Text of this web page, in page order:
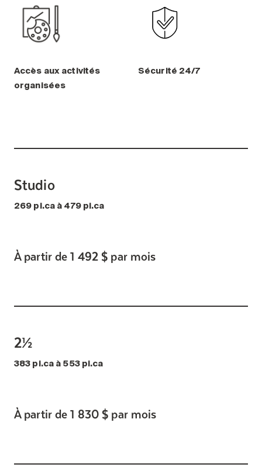
Accès aux activités
organisées
Sécurité 24/7
Studio
269 pi.ca à 479 pi.ca
À partir de 1 492 $ par mois
2½
383 pi.ca à 553 pi.ca
À partir de 1 830 $ par mois